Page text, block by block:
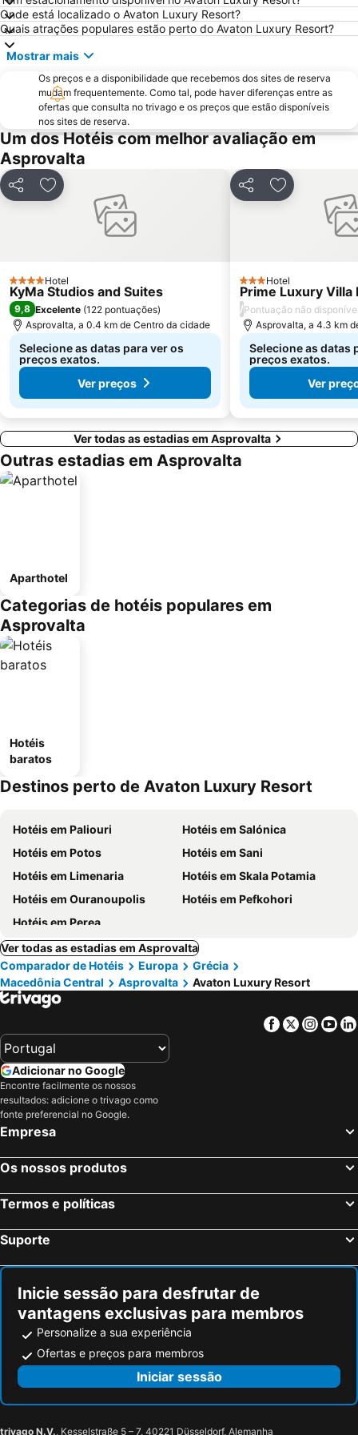
Onde está localizado o Avaton Luxury Resort?
Quais atrações populares estão perto do Avaton Luxury Resort?
Mostrar mais
Os preços e a disponibilidade que recebemos dos sites de reserva
mudam frequentemente. Como tal, pode haver diferenças entre as
ofertas que consulta no trivago e os preços que estão disponíveis
nos sites de reserva.
Um dos Hotéis com melhor avaliação em
Asprovalta
PartilharAdicionar aos favoritos
4 Estrelas
Hotel
KyMa Studios and Suites
9,8 Excelente (122 pontuações)
Asprovalta, a 0.4 km de Centro da cidade
Selecione as datas para ver os
preços exatos.
Ver preços
PartilharAdicionar
3 Estrelas
Hotel
Prime Luxury
/Pontuação não
Asprovalta, a 4.3 km
Selecione as datas
preços exatos.
Ver
Ver todas as estadias em Asprovalta
Outras estadias em Asprovalta
Aparthotel
Categorias de hotéis populares em
Asprovalta
Hotéis
baratos
Destinos perto de Avaton Luxury Resort
Hotéis em Paliouri
Hotéis em Salónica
Hotéis em Potos
Hotéis em Sani
Hotéis em Limenaria
Hotéis em Skala Potamia
Hotéis em Ouranoupolis
Hotéis em Pefkohori
Hotéis em Perea
Ver todas as estadias em Asprovalta
Comparador de Hotéis
Europa
Grécia
Macedônia Central
Asprovalta Avaton Luxury Resort
Facebook
Twitter
Adicionar no Google
Encontre facilmente os nossos
resultados: adicione o trivago como
fonte preferencial no Google.
Empresa
Os nossos produtos
Termos e políticas
Suporte
Inicie sessão para desfrutar de
vantagens exclusivas para membros
Personalize a sua experiência
Ofertas e preços para membros
Iniciar sessão
trivago N.V., Kesselstraße 5 – 7, 40221 Düsseldorf, Alemanha